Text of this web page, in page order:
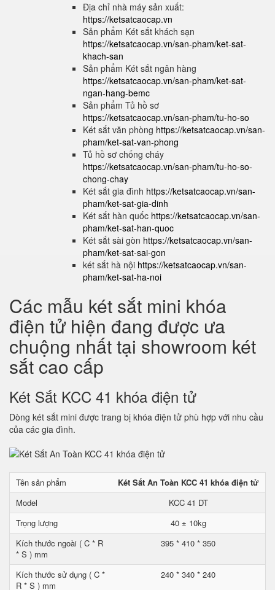
Địa chỉ nhà máy sản xuất:
https://ketsatcaocap.vn
Sản phẩm Két sắt khách sạn
https://ketsatcaocap.vn/san-pham/ket-sat-
khach-san
Sản phẩm Két sắt ngân hàng
https://ketsatcaocap.vn/san-pham/ket-sat-
ngan-hang-bemc
Sản phẩm Tủ hồ sơ
https://ketsatcaocap.vn/san-pham/tu-ho-so
Két sắt văn phòng https://ketsatcaocap.vn/san-
pham/ket-sat-van-phong
Tủ hồ sơ chống cháy
https://ketsatcaocap.vn/san-pham/tu-ho-so-
chong-chay
Két sắt gia đình https://ketsatcaocap.vn/san-
pham/ket-sat-gia-dinh
Két sắt hàn quốc https://ketsatcaocap.vn/san-
pham/ket-sat-han-quoc
Két sắt sài gòn https://ketsatcaocap.vn/san-
pham/ket-sat-sai-gon
két sắt hà nội https://ketsatcaocap.vn/san-
pham/ket-sat-ha-noi
Các mẫu két sắt mini khóa
điện tử hiện đang được ưa
chuộng nhất tại showroom két
sắt cao cấp
Két Sắt KCC 41 khóa điện tử
Dòng két sắt mini được trang bị khóa điện tử phù hợp với nhu cầu
của các gia đình.
Tên sản phẩm
Két Sắt An Toàn KCC 41 khóa điện tử
Model
KCC 41 DT
Trọng lượng
40 ± 10kg
Kích thước ngoài ( C * R
* S ) mm
395 * 410 * 350
Kích thước sử dụng ( C *
R * S ) mm
240 * 340 * 240